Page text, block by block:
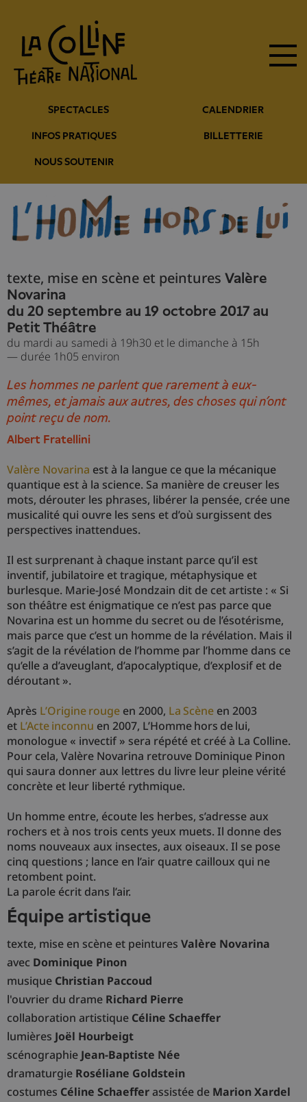
contenu
principal
SPECTACLES CALENDRIER
INFOS PRATIQUES BILLETTERIE
NOUS SOUTENIR
principale
texte, mise en scène et peintures Valère
Novarina
du 20 septembre au 19 octobre 2017 au
Petit Théâtre
du mardi au samedi à 19h30 et le dimanche à 15h
— durée 1h05 environ
Les hommes ne parlent que rarement à eux-
mêmes, et jamais aux autres, des choses qui n’ont
point reçu de nom.
Albert Fratellini
Valère Novarina est à la langue ce que la mécanique
quantique est à la science. Sa manière de creuser les
mots, dérouter les phrases, libérer la pensée, crée une
musicalité qui ouvre les sens et d’où surgissent des
perspectives inattendues.
Il est surprenant à chaque instant parce qu’il est
inventif, jubilatoire et tragique, métaphysique et
burlesque. Marie-José Mondzain dit de cet artiste : « Si
son théâtre est énigmatique ce n’est pas parce que
Novarina est un homme du secret ou de l’ésotérisme,
mais parce que c’est un homme de la révélation. Mais il
s’agit de la révélation de l’homme par l’homme dans ce
qu’elle a d’aveuglant, d’apocalyptique, d’explosif et de
déroutant ».
Après L’Origine rouge en 2000, La Scène en 2003
et L’Acte inconnu en 2007, L’Homme hors de lui,
monologue « invectif » sera répété et créé à La Colline.
Pour cela, Valère Novarina retrouve Dominique Pinon
qui saura donner aux lettres du livre leur pleine vérité
concrète et leur liberté rythmique.
Un homme entre, écoute les herbes, s’adresse aux
rochers et à nos trois cents yeux muets. Il donne des
noms nouveaux aux insectes, aux oiseaux. Il se pose
cinq questions ; lance en l’air quatre cailloux qui ne
retombent point.
La parole écrit dans l’air.
équipe artistique
texte, mise en scène et peintures Valère Novarina
avec Dominique Pinon
musique Christian Paccoud
l'ouvrier du drame Richard Pierre
collaboration artistique Céline Schaeffer
lumières Joël Hourbeigt
scénographie Jean-Baptiste Née
dramaturgie Roséliane Goldstein
costumes Céline Schaefferassistée de Marion Xardel